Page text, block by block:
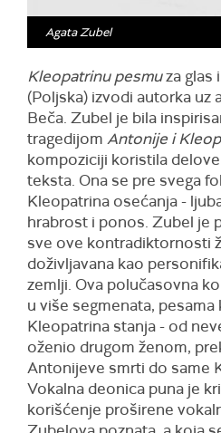
Agata Zubel
Kleopatrinupesmuza glas
(Poljska) izvodi autorka uz
Beča. Zubel je bila
tragedijom Antonije i
kompoziciji koristila
teksta. Ona se pre svega
Kleopatrina osećanja -
hrabrost i ponos. Zubel je
sve ove kontradiktornosti
doživljavana kao
zemlji. Ova polučasovna
u više segmenata,
Kleopatrina stanja - od
oženio drugom ženom,
Antonijeve smrti do same
Vokalna deonica puna je
korišćenje proširene